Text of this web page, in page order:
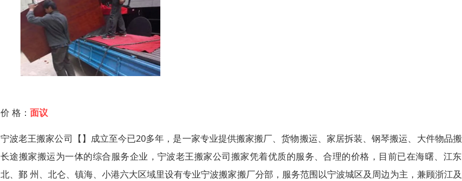
价 格： 面议
宁波老王搬家公司【】成立至今已20多年，是一家专业提供搬家搬厂、货物搬运、家居拆装、钢琴搬运、大件物品
长途搬家搬运为一体的综合服务企业，宁波老王搬家公司搬家凭着优质的服务、合理的价格，目前已在海曙、江
北、鄞 州、北仑、镇海、小港六大区域里设有专业宁波搬家搬厂分部，服务范围以宁波城区及周边为主，兼顾浙江